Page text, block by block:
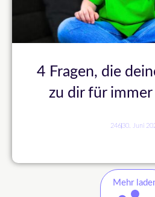
4 Fragen, die
zu dir für
246 30. Juni
Mehr